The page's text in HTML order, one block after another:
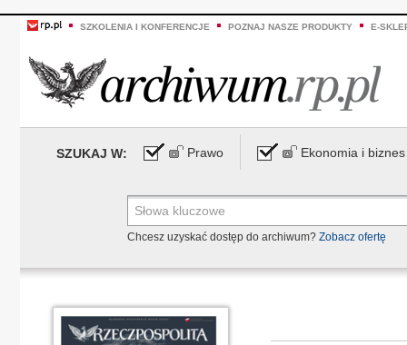
SZKOLENIA I KONFERENCJE POZNAJ NASZE PRODUKTY E-
SZUKAJ W: Prawo Ekonomia i biznes
Chcesz uzyskać dostęp do archiwum? Zobacz ofertę